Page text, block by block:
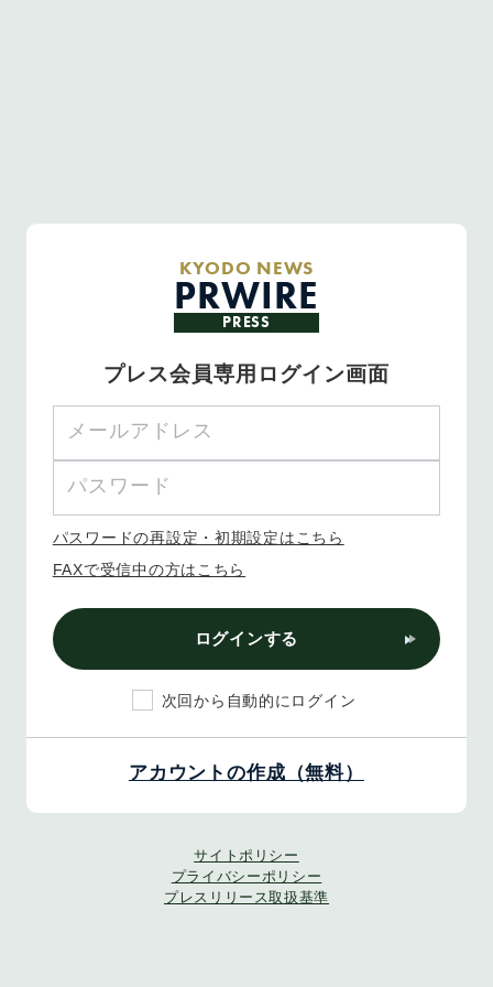
KYODO NEWS
PRWIRE
PRESS
プレス会員専用ログイン画面
パスワードの再設定・初期設定はこちら
FAXで受信中の方はこちら
ログインする
次回から自動的にログイン
アカウントの作成（無料）
サイトポリシー
プライバシーポリシー
プレスリリース取扱基準